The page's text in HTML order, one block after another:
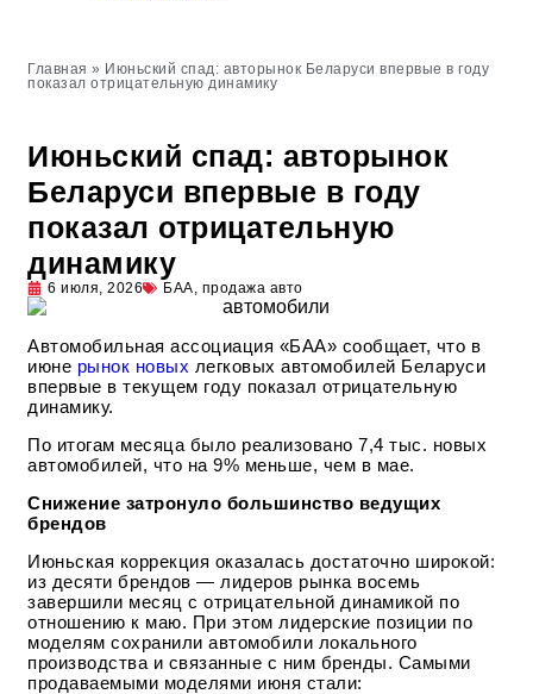
Главная » Июньский спад: авторынок Беларуси впервые в году
показал отрицательную динамику
Июньский спад: авторынок
Беларуси впервые в году
показал отрицательную
динамику
6 июля, 2026 БАА, продажа авто
Автомобильная ассоциация «БАА» сообщает, что в
июне рынок новых легковых автомобилей Беларуси
впервые в текущем году показал отрицательную
динамику.
По итогам месяца было реализовано 7,4 тыс. новых
автомобилей, что на 9% меньше, чем в мае.
Снижение затронуло большинство ведущих
брендов
Июньская коррекция оказалась достаточно широкой:
из десяти брендов — лидеров рынка восемь
завершили месяц с отрицательной динамикой по
отношению к маю. При этом лидерские позиции по
моделям сохранили автомобили локального
производства и связанные с ним бренды. Самыми
продаваемыми моделями июня стали: